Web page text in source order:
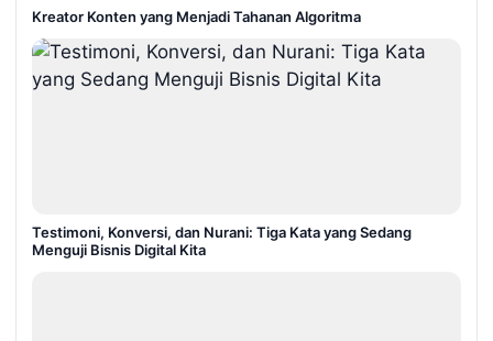
Kreator Konten yang Menjadi Tahanan Algoritma
Testimoni, Konversi, dan Nurani: Tiga Kata yang Sedang
Menguji Bisnis Digital Kita